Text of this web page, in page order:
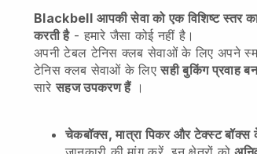
Blackbell आपकी सेवा को एक विशिष्ट स्तर का
करती है- हमारे जैसा कोई नहीं है।
अपनी टेबल टेनिस क्लब सेवाओं के लिए अपने
टेनिस क्लब सेवाओं के लिए सही बुकिंग प्रवाह
सारेसहज उपकरण हैं।
चेकबॉक्स, मात्रा पिकर और टेक्स्ट बॉक्स